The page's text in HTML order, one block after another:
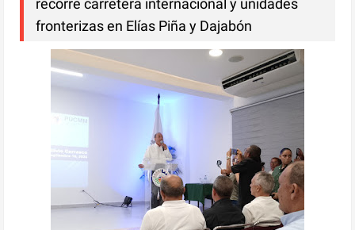
recorre carretera internacional y unidades
fronterizas en Elías Piña y Dajabón